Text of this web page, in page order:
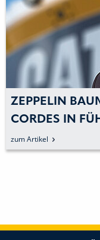
ZEPPELIN
CORDES IN
BEI ZEPPELIN
zum Artikel